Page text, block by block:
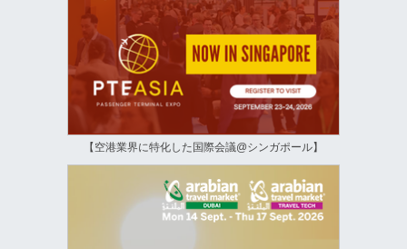
【空港業界に特化した国際会議@シンガポール】